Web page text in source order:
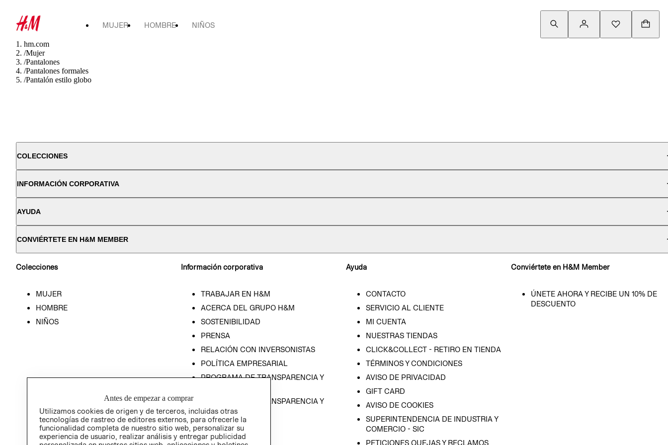
MUJER HOMBRE NIÑOS
hm.com
/Mujer
/Pantalones
/Pantalones formales
/Pantalón estilo globo
COLECCIONES
INFORMACIÓN CORPORATIVA
AYUDA
CONVIÉRTETE EN H&M MEMBER
Colecciones
MUJER
HOMBRE
NIÑOS
Información corporativa
TRABAJAR EN H&M
ACERCA DEL GRUPO H&M
SOSTENIBILIDAD
PRENSA
RELACIÓN CON INVERSONISTAS
POLÍTICA EMPRESARIAL
PROGRAMA DE TRANSPARENCIA Y
PROGRAMA DE TRANSPARENCIA Y
ÉTICA (INGLÉS)
Ayuda
CONTACTO
SERVICIO AL CLIENTE
MI CUENTA
NUESTRAS TIENDAS
CLICK&COLLECT - RETIRO EN TIENDA
TÉRMINOS Y CONDICIONES
AVISO DE PRIVACIDAD
GIFT CARD
AVISO DE COOKIES
SUPERINTENDENCIA DE INDUSTRIA Y
COMERCIO - SIC
PETICIONES QUEJAS Y RECLAMOS
Conviértete en H&M Member
ÚNETE AHORA Y RECIBE UN 10% DE
DESCUENTO
Antes de empezar a comprar
Utilizamos cookies de origen y de terceros, incluidas otras
tecnologías de rastreo de editores externos, para ofrecerle la
funcionalidad completa de nuestro sitio web, personalizar su
experiencia de usuario, realizar análisis y entregar publicidad